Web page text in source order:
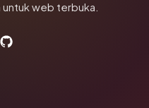
web terbuka.